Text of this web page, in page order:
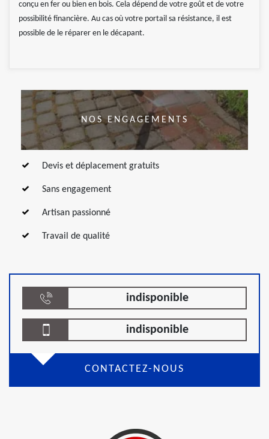
conçu en fer ou bien en bois. Cela dépend de votre goût et de votre
possibilité financière. Au cas où votre portail sa résistance, il est
possible de le réparer en le décapant.
NOS ENGAGEMENTS
Devis et déplacement gratuits
Sans engagement
Artisan passionné
Travail de qualité
indisponible
indisponible
CONTACTEZ-NOUS